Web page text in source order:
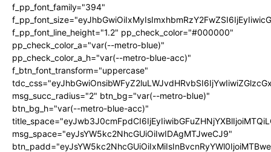
f_pp_font_family="394"
f_pp_font_line_height="1.2" pp_check_color="#000000"
pp_check_color_a="var(--metro-blue)"
pp_check_color_a_h="var(--metro-blue-acc)"
f_btn_font_transform="uppercase"
msg_succ_radius="2" btn_bg="var(--metro-blue)"
btn_bg_h="var(--metro-blue-acc)"
msg_space="eyJsYW5kc2NhcGUiOiIwIDAgMTJweCJ9"